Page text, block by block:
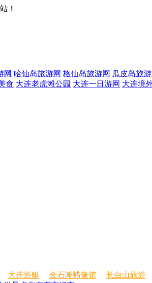
！
网 哈仙岛旅游网 格仙岛旅游网 瓜皮岛旅游
食 大连老虎滩公园 大连一日游网 大连境
大连游艇 金石滩蜡像馆 长白山旅游